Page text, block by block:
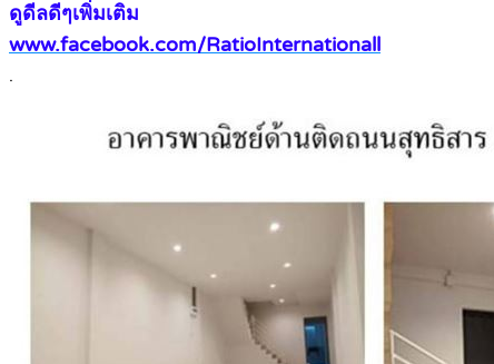
ดูดีลดีๆเพิ่มเติม
www.facebook.com/RatioInternationall
.